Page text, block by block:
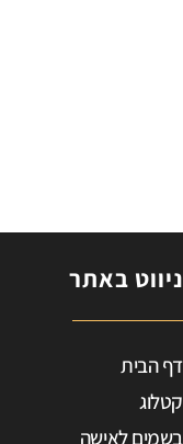
ניווט באתר
דף הבית
קטלוג
בשמים לאישה